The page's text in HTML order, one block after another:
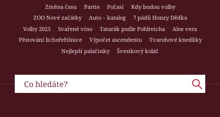
Změna času
Partie Počasí
Kdy budou volby
ZOO Nové začátky
Auto – katalog
7 pádů Honzy Dědka
Volby 2025
Svařené víno Tatarák podle Pohlreicha
Aloe vera
Pěstování lichořeřišnice
Výpočet ascendentu
Tvarohové knedlíky
Nejlepší palačinky
Švestkový koláč